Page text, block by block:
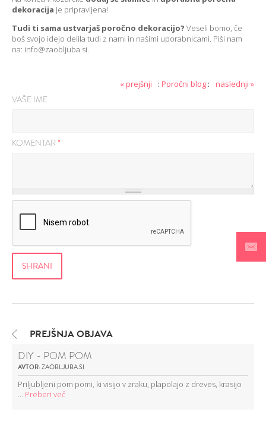
dekoracija je pripravljena!
Tudi ti sama ustvarjaš poročno dekoracijo? Veseli bomo, če
boš svojo idejo delila tudi z nami in našimi uporabnicami. Piši nam
na: info@zaobljuba.si.
« prejšnji : Poročni blog : naslednji »
VAŠE IME
KOMENTAR *
PREJŠNJA OBJAVA
DIY - POM POM
AVTOR:ZAOBLJUBA.SI
Priljubljeni pom pomi, ki visijo v zraku, plapolajo z dreves, krasijo
... Preberi več